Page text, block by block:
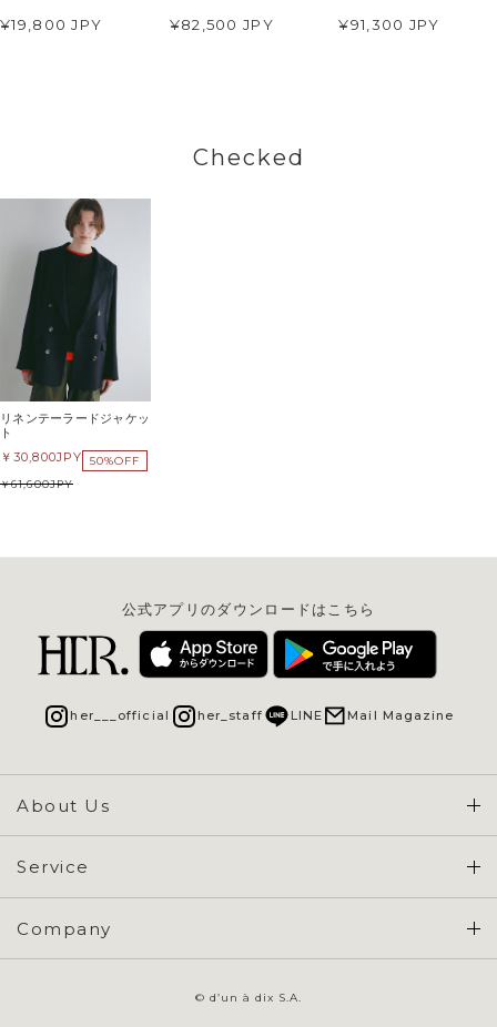
¥19,800 JPY ¥82,500 JPY ¥91,300 JPY
Checked
リネンテーラードジャケッ
ト
30,800JPY 50%OFF
61,600JPY
About Us
Concept & Overview
Service
会員登録 / ログイン
ご利用ガイド
Company
公式アプリのダウンロードはこちら
her___official her_staff LINE Mail Magazine
© d’un à dix S.A.